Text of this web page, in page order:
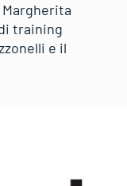
training
e il